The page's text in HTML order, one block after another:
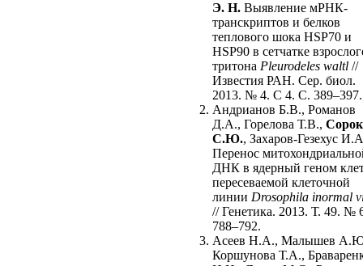
Э. Н. Выявление мРНК-
транскриптов и белков
теплового шока HSP70 и
HSP90 в сетчатке
тритона Pleurodeles waltl //
Известия РАН. Сер. биол.
2013. № 4. C 4. C. 389–397.
Андрианов Б.В., Романов
Д.А., Горелова Т.В.,
С.Ю., Захаров-Гезехус
Перенос
ДНК в ядерный геном
пересеваемой клеточной
линии Drosophila inormal
// Генетика. 2013. Т. 49. №
788–792.
Асеев Н.А., Малышев
Коршунова Т.А.,